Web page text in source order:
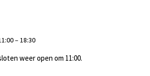
– 18:30
weer open om 11:00.